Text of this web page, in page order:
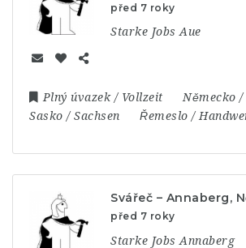
před 7 roky
Starke Jobs Aue
Plný úvazek / Vollzeit Německo
Sasko / Sachsen
Řemeslo /
Svářeč – Annaberg,
před 7 roky
Starke Jobs Annaberg